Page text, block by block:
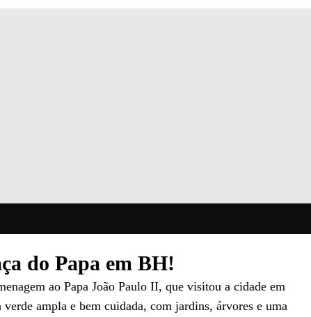
do Papa em BH!
ao Papa João Paulo II, que visitou a cidade em
ampla e bem cuidada, com jardins, árvores e uma